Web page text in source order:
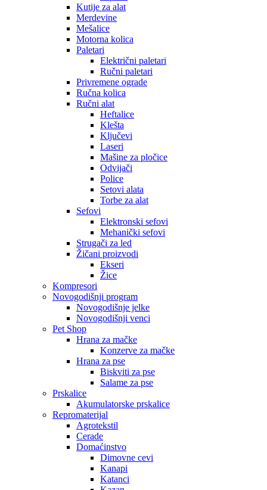
Kutije za alat
Merdevine
Mešalice
Motorna kolica
Paletari
Električni paletari
Ručni paletari
Privremene ograde
Ručna kolica
Ručni alat
Heftalice
Klešta
Ključevi
Laseri
Mašine za pločice
Odvijači
Police
Setovi alata
Torbe za alat
Sefovi
Elektronski sefovi
Mehanički sefovi
Strugači za led
Žičani proizvodi
Ekseri
Žice
Kompresori
Novogodišnji program
Novogodišnje jelke
Novogodišnji venci
Pet Shop
Hrana za mačke
Konzerve za mačke
Hrana za pse
Biskviti za pse
Salame za pse
Prskalice
Akumulatorske prskalice
Repromaterijal
Agrotekstil
Cerade
Domaćinstvo
Dimovne cevi
Kanapi
Katanci